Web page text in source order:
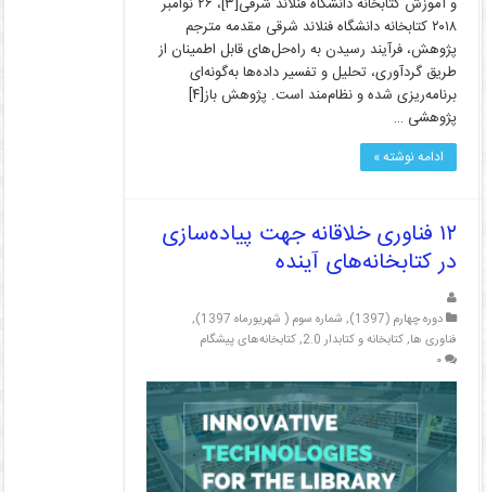
و آموزش کتابخانه دانشگاه فنلاند شرقی[۳]، ۲۶ نوامبر
۲۰۱۸ کتابخانه دانشگاه فنلاند شرقی مقدمه مترجم
پژوهش، فرآیند رسیدن به راه‌حل‌های قابل اطمینان از
طریق گردآوری، تحلیل و تفسیر داده‌ها به‌گونه‌ای
برنامه‌ریزی شده و نظام‌مند است. پژوهش باز[۴]
پژوهشی …
ادامه نوشته »
۱۲ فناوری خلاقانه جهت پیاده‌سازی
در کتابخانه‌های آینده
دوره چهارم (1397) , شماره سوم ( شهریورماه 1397)
,
فناوری ها,کتابخانه و کتابدار 2.0 ,کتابخانه‌های پیشگام
۰